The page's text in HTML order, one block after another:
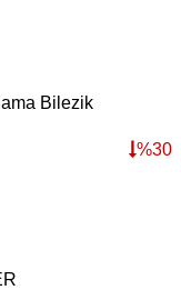
Bilezik
%30